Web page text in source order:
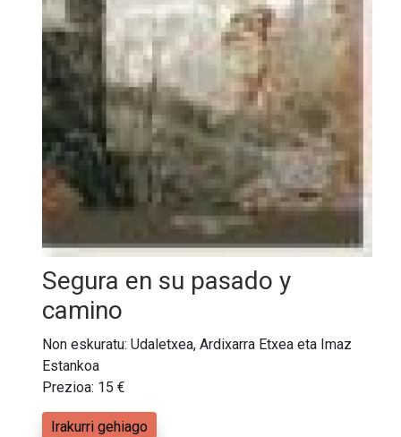
Segura en su pasado y
camino
Non eskuratu: Udaletxea, Ardixarra Etxea eta Imaz
Estankoa
Prezioa: 15 €
Irakurri gehiago